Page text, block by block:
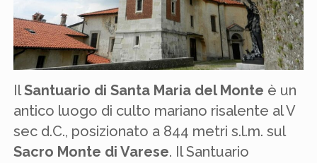
IlSantuario di Santa Maria del Monte è un
antico luogo di culto mariano risalente al V
sec d.C., posizionato a 844 metri s.l.m. sul
Sacro Monte di Varese. Il Santuario